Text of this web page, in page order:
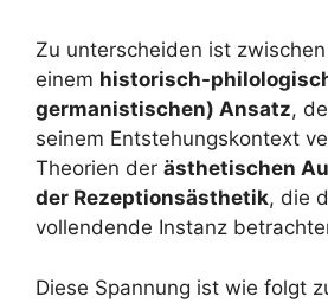
Zu unterscheiden ist zwischen
einem historisch-
germanistischen) Ansatz,
seinem Entstehungskontext
Theorien der ästhetischen
der Rezeptionsästhetik, die
vollendende Instanz
Diese Spannung ist wie folgt